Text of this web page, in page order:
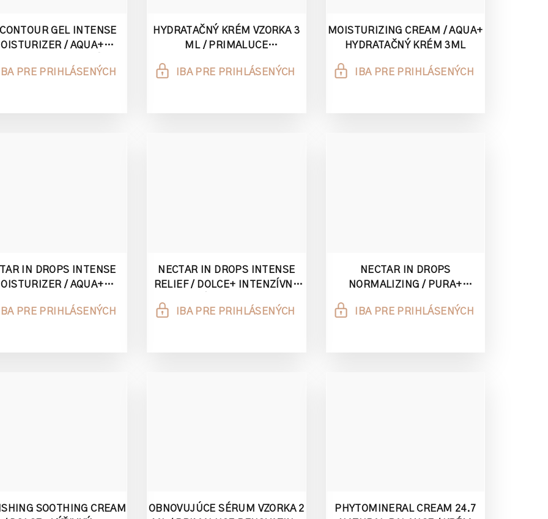
GEL INTENSE
/ AQUA+
OKOLO OČÍ 2ML
PRE PRIHLÁSENÝCH
HYDRATAČNÝ KRÉM VZORKA 3
ML / PRIMALUCE
CREAM
IBA PRE PRIHLÁSENÝCH
MOISTURIZING CREAM / AQUA+
HYDRATAČNÝ KRÉM 3ML
IBA PRE PRIHLÁSENÝCH
IN DROPS INTENSE
/ AQUA+
NEKTÁR KVAPKY 2ML
PRE PRIHLÁSENÝCH
NECTAR IN DROPS INTENSE
RELIEF / DOLCE+ INTENZÍVNE
2 ML
IBA PRE PRIHLÁSENÝCH
NECTAR IN DROPS
NORMALIZING / PURA+
NEKTÁR KVAPKY 2ML
IBA PRE PRIHLÁSENÝCH
SOOTHING CREAM
OBNOVUJÚCE SÉRUM VZORKA 2
PHYTOMINERAL CREAM 24.7